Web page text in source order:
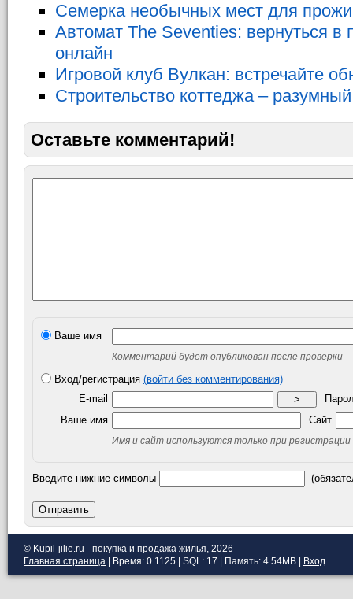
Семерка необычных мест для
Автомат The Seventies: вернуться в
онлайн
Игровой клуб Вулкан: встречайте
Строительство коттеджа –
Оставьте комментарий!
Ваше имя
Комментарий будет опубликован после проверки
Вход/регистрация (войти без комментирования)
E-mail
>
Ваше имя
Сайт
Имя и сайт используются только при регистрации
Введите нижние символы
Отправить
© Kupil-jilie.ru - покупка и продажа жилья, 2026
Главная страница | Время: 0.1125 | SQL: 17 | Память: 4.54MB Вход